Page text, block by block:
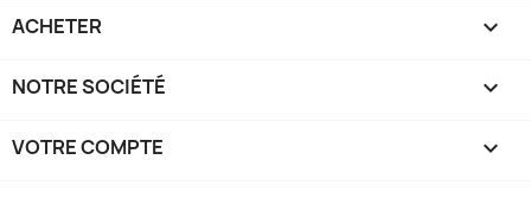
ACHETER 
NOTRE SOCIÉTÉ 
VOTRE COMPTE 